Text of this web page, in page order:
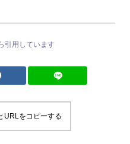
引用しています
URLをコピーする